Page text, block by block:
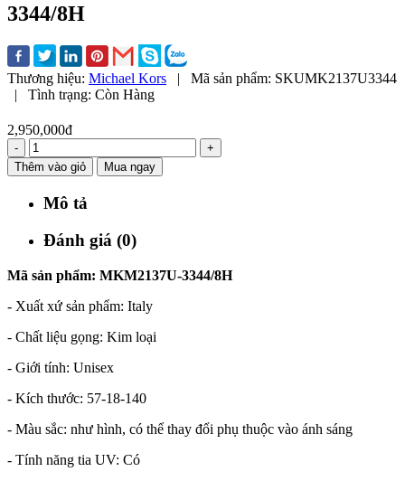
3344/8H
Thương hiệu: Michael Kors | Mã sản phẩm: SKUMK2137U3344
|
Tình trạng: Còn Hàng
2,950,000đ
-
+
Thêm vào giỏ
Mua ngay
Mô tả
Đánh giá (0)
Mã sản phẩm: MKM2137U-3344/8H
- Xuất xứ sản phẩm: Italy
- Chất liệu gọng: Kim loại
- Giới tính: Unisex
- Kích thước: 57-18-140
- Màu sắc: như hình, có thể thay đổi phụ thuộc vào ánh sáng
- Tính năng tia UV: Có